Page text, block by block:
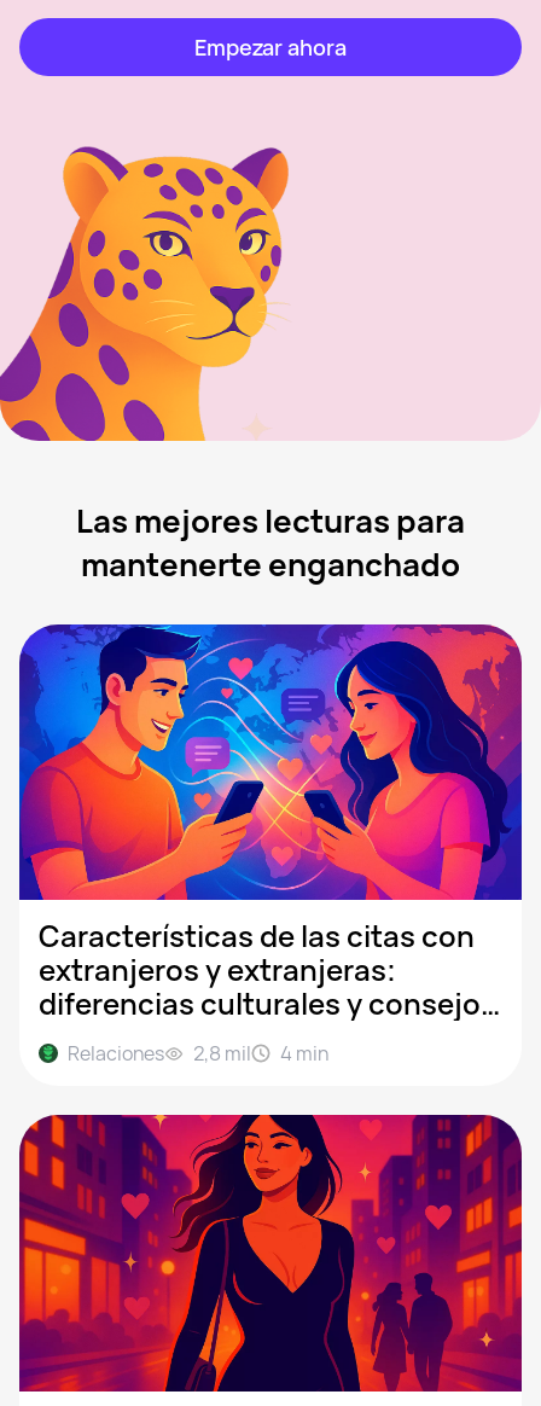
Empezar ahora
Las mejores lecturas para
mantenerte enganchado
Características de las citas con
extranjeros y extranjeras:
diferencias culturales y consejos
para chatear
Relaciones 2,8 mil 4 min